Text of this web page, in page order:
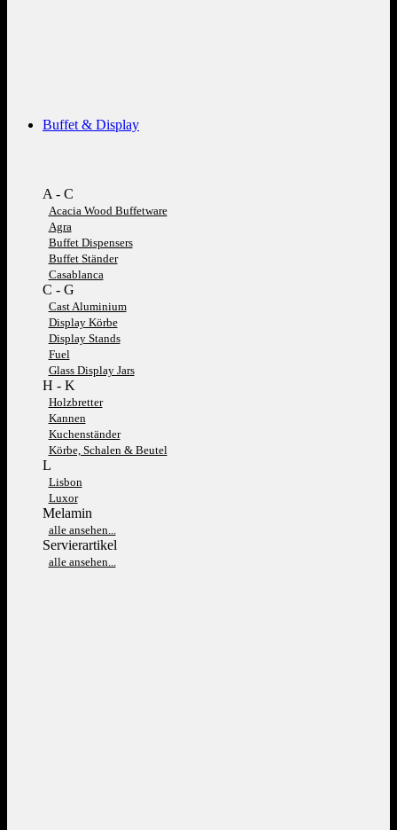
Buffet & Display
A - C
Acacia Wood Buffetware
Agra
Buffet Dispensers
Buffet Ständer
Casablanca
C - G
Cast Aluminium
Display Körbe
Display Stands
Fuel
Glass Display Jars
H - K
Holzbretter
Kannen
Kuchenständer
Körbe, Schalen & Beutel
L
Lisbon
Luxor
Melamin
alle ansehen...
Servierartikel
alle ansehen...